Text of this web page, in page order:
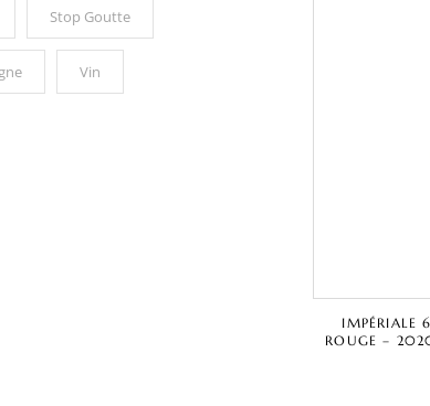
Stop Goutte
Vin
IMPÉRIALE
ROUGE –